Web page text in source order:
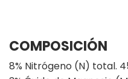
COMPOSICIÓN
8% Nitrógeno (N) total.